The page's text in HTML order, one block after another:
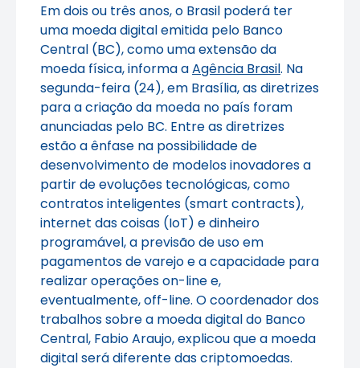
Em dois ou três anos, o Brasil poderá ter
uma moeda digital emitida pelo Banco
Central (BC), como uma extensão da
moeda física, informa aAgência Brasil. Na
segunda-feira (24), em Brasília, as diretrizes
para a criação da moeda no país foram
anunciadas pelo BC. Entre as diretrizes
estão a ênfase na possibilidade de
desenvolvimento de modelos inovadores a
partir de evoluções tecnológicas, como
contratos inteligentes (smart contracts),
internet das coisas (IoT) e dinheiro
programável, a previsão de uso em
pagamentos de varejo e a capacidade para
realizar operações on-line e,
eventualmente, off-line. O coordenador dos
trabalhos sobre a moeda digital do Banco
Central, Fabio Araujo, explicou que a moeda
digital será diferente das criptomoedas.